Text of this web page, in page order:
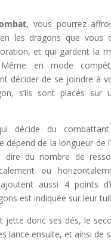
vous pourrez
les dragons que vous
et qui gardent la
en mode
décider de se joindre à
s’ils sont placés sur
qui décide du
dépend de la longueur de
dire du nombre de
ou
aussi 4 points
est indiquée sur leur
jette donc ses dés, le
lance ensuite, et ainsi de